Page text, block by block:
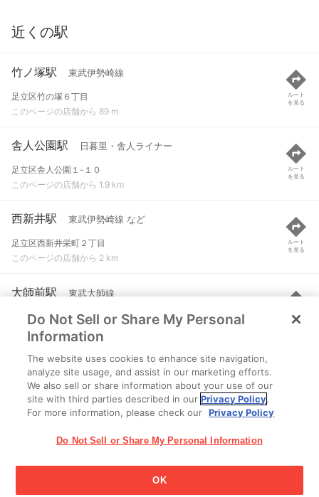
近くの駅
竹ノ塚駅 東武伊勢崎線
足立区竹の塚６丁目
このページの店舗から 89 m
ルート
を見る
舎人公園駅 日暮里・舎人ライナー
足立区舎人公園１-１０
このページの店舗から 1.9 km
ルート
を見る
西新井駅 東武伊勢崎線 など
足立区西新井栄町２丁目
このページの店舗から 2 km
ルート
を見る
大師前駅 東武大師線
足立区西新井１-３-１
このページの店舗から 2 km
ルート
を見る
谷在家駅 日暮里・舎人ライナー
足立区谷在家３-２０-２３
このページの店舗から 2 km
江崎グリコ株式会社 Copyright © 2025 Ezaki Glico Co., Ltd.
Do Not Sell or Share My Personal
Information
The website uses cookies to enhance site navigation,
analyze site usage, and assist in our marketing efforts.
We also sell or share information about your use of our
site with third parties described in ourPrivacy Policy.
For more information, please check our Privacy Policy
Do Not Sell or Share My Personal Information
OK